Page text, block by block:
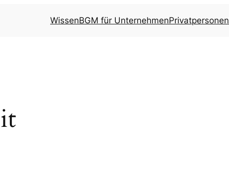
WissenBGM für UnternehmenPrivatpersonen